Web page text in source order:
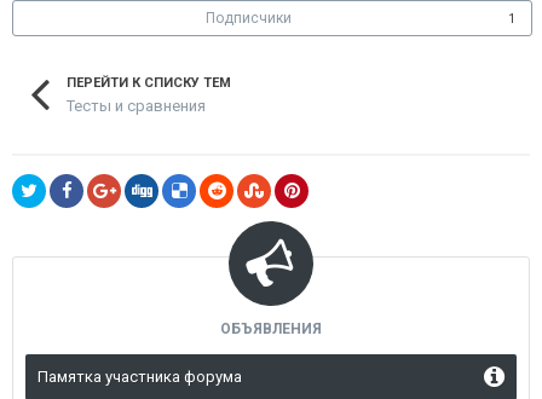
Подписчики 1
ПЕРЕЙТИ К СПИСКУ ТЕМ
Тесты и сравнения
ОБЪЯВЛЕНИЯ
Памятка участника форума